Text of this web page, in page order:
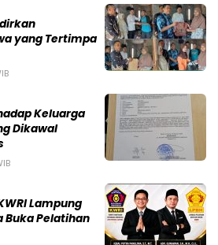
yang Tertimpa
Keluarga
Dikawal
Lampung
Buka Pelatihan